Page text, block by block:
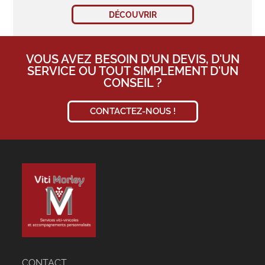
DÉCOUVRIR
VOUS AVEZ BESOIN D'UN DEVIS, D'UN
SERVICE OU TOUT SIMPLEMENT D'UN
CONSEIL ?
CONTACTEZ-NOUS !